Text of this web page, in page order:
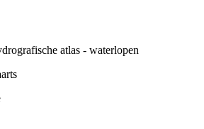
atlas - waterlopen